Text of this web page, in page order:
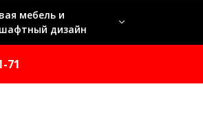
мебель и
дизайн
71